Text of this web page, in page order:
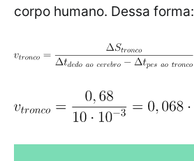
corpo humano. Dessa forma: